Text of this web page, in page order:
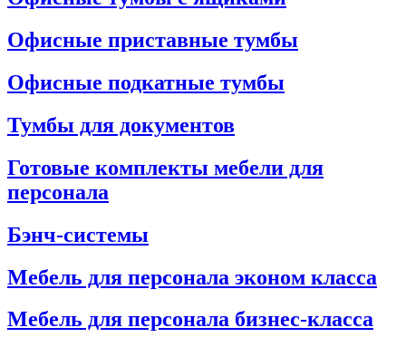
Офисные приставные тумбы
Офисные подкатные тумбы
Тумбы для документов
Готовые комплекты мебели для
персонала
Бэнч-системы
Мебель для персонала эконом класса
Мебель для персонала бизнес-класса